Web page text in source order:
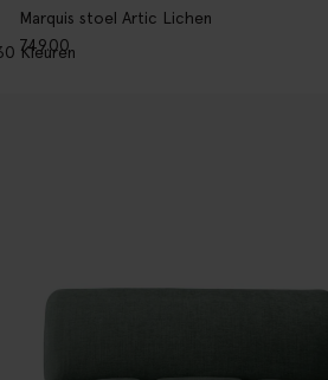
Marquis stoel Artic Lichen
749.00
Kleuren